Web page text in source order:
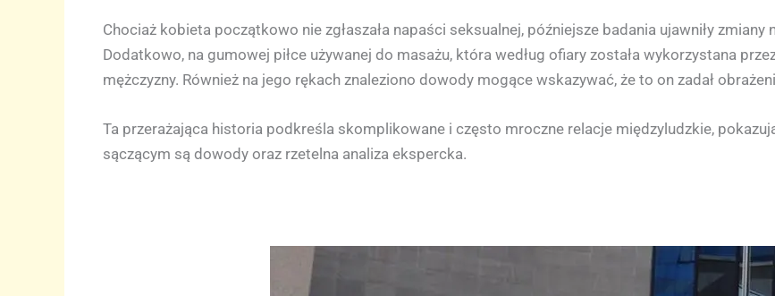
Chociaż kobieta początkowo nie zgłaszała napaści seksualnej, późniejsze badania ujawniły
Dodatkowo, na gumowej piłce używanej do masażu, która według ofiary została wykorzystana
mężczyzny. Również na jego rękach znaleziono dowody mogące wskazywać, że to on zadał
Ta przerażająca historia podkreśla skomplikowane i często mroczne relacje międzyludzkie,
sączącym są dowody oraz rzetelna analiza ekspercka.